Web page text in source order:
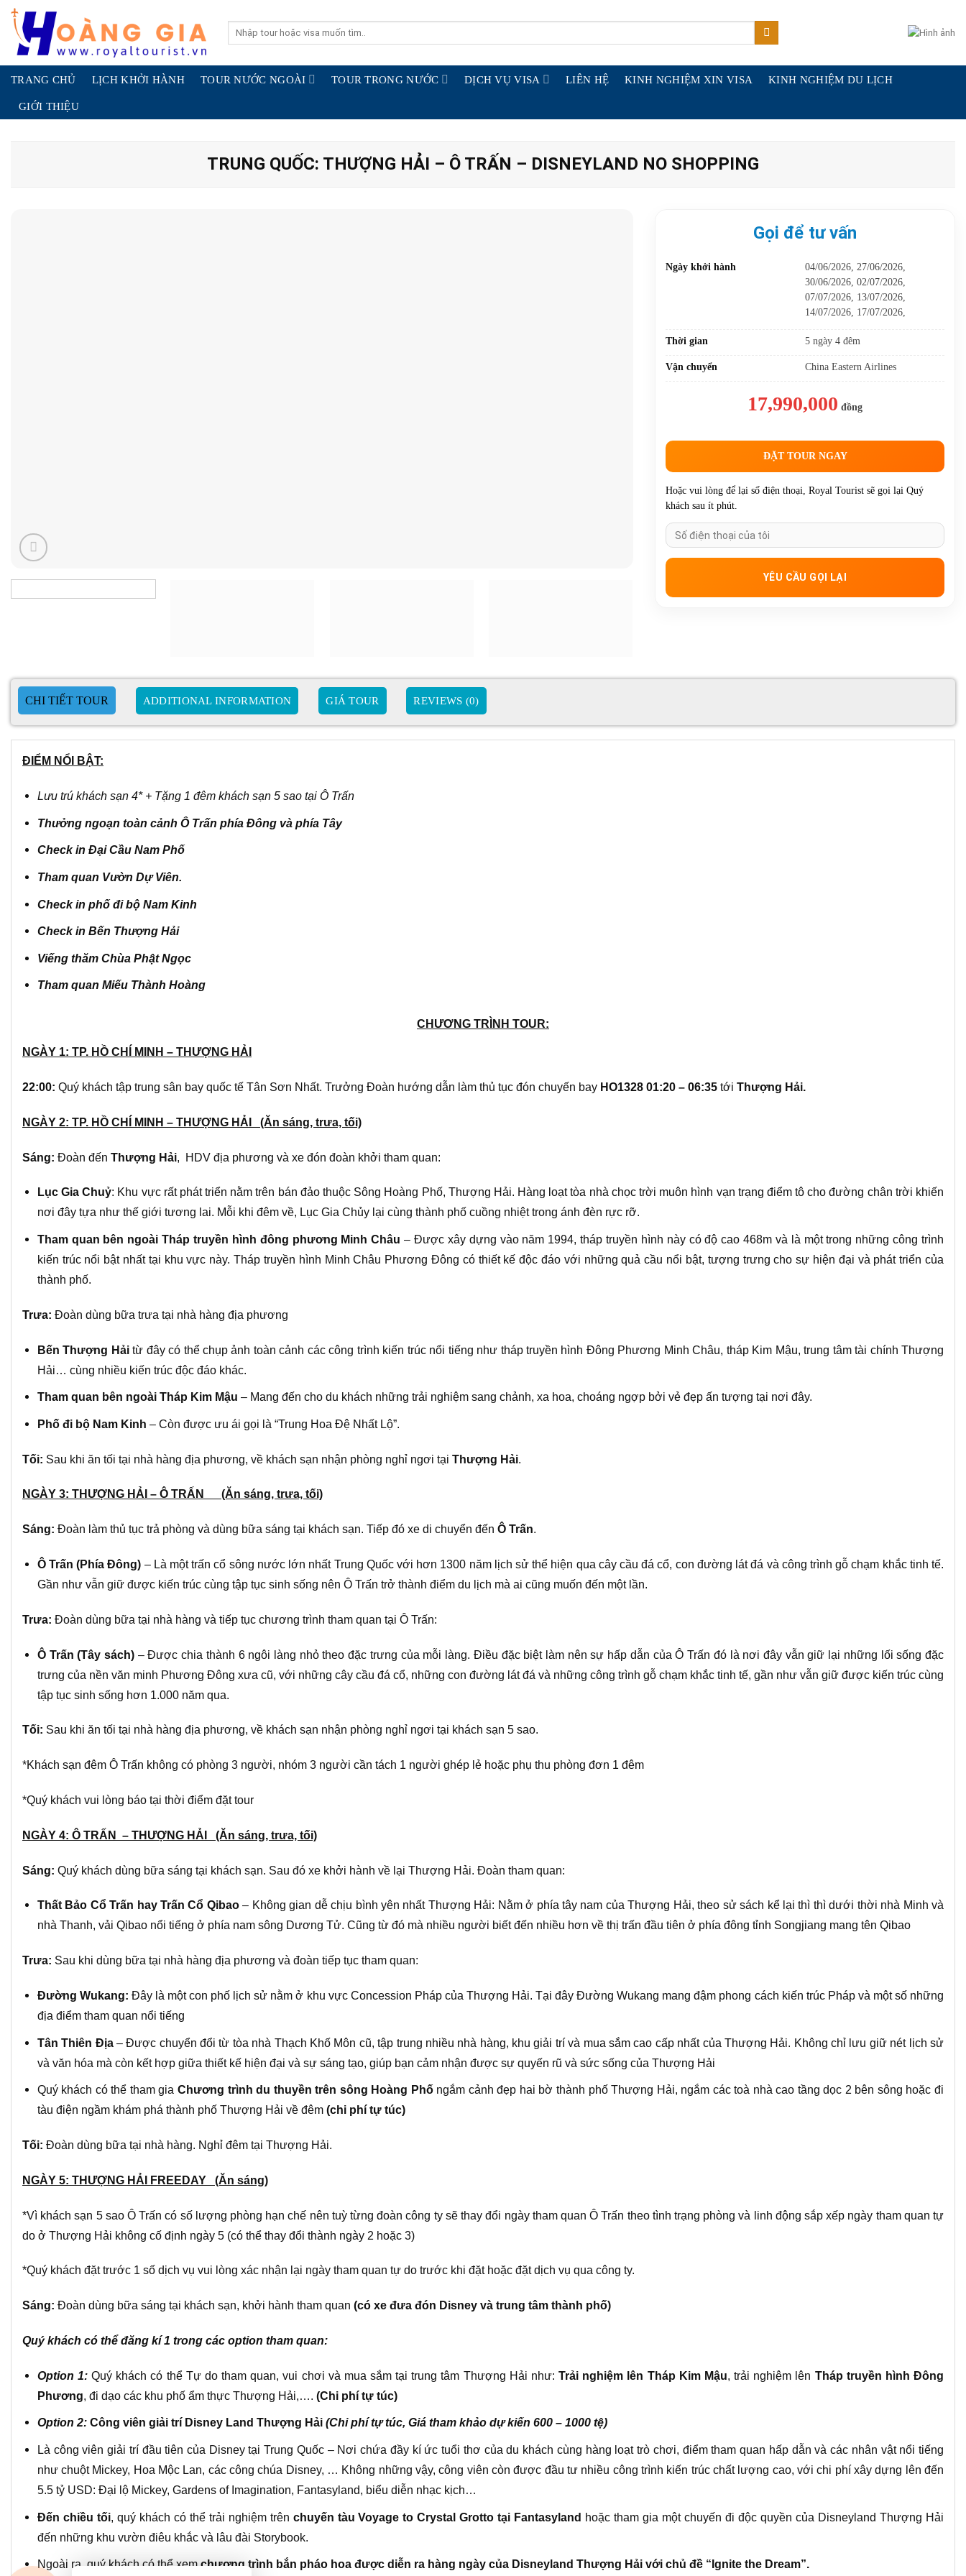
Skip
content
Search
TRANG CHỦ LỊCH KHỞI HÀNH TOUR NƯỚC NGOÀI TOUR TRONG NƯỚC DỊCH VỤ VISA LIÊN HỆ KINH NGHIỆM XIN VISA KINH NGHIỆM DU LỊCH
GIỚI THIỆU
TRUNG QUỐC: THƯỢNG HẢI – Ô TRẤN – DISNEYLAND NO SHOPPING
Gọi để tư vấn
Ngày khởi hành
04/06/2026, 27/06/2026,
30/06/2026, 02/07/2026,
07/07/2026, 13/07/2026,
14/07/2026, 17/07/2026,
31/07/2026, 04/08/2026,
13/08/2026, 17/08/2026,
28/08/2026 (lễ)
Thời gian 5 ngày 4 đêm
Vận chuyển China Eastern Airlines
17,990,000 đồng
ĐẶT TOUR NGAY
Hoặc vui lòng để lại số điện thoại, Royal Tourist sẽ gọi lại Quý
khách sau ít phút.
ADDITIONAL INFORMATION GIÁ TOUR REVIEWS (0)
ĐIỂM NỔI BẬT:
Lưu trú khách sạn 4* + Tặng 1 đêm khách sạn 5 sao tại Ô Trấn
Thưởng ngoạn toàn cảnh Ô Trấn phía Đông và phía Tây
Check in Đại Cầu Nam Phố
Tham quan Vườn Dự Viên.
Check in phố đi bộ Nam Kinh
Check in Bến Thượng Hải
Viếng thăm Chùa Phật Ngọc
Tham quan Miếu Thành Hoàng
CHƯƠNG TRÌNH TOUR:
NGÀY 1: TP. HỒ CHÍ MINH – THƯỢNG HẢI
22:00: Quý khách tập trung sân bay quốc tế Tân Sơn Nhất. Trưởng Đoàn hướng dẫn làm thủ tục đón chuyến bay HO1328 01:20 – 06:35 tới Thượng Hải.
NGÀY 2: TP. HỒ CHÍ MINH – THƯỢNG HẢI (Ăn sáng, trưa, tối)
Sáng: Đoàn đến Thượng Hải, HDV địa phương và xe đón đoàn khởi tham quan:
Lục Gia Chuỷ: Khu vực rất phát triển nằm trên bán đảo thuộc Sông Hoàng Phố, Thượng Hải. Hàng loạt tòa nhà chọc trời muôn hình vạn trạng điểm tô cho đường chân trời khiến
nơi đây tựa như thế giới tương lai. Mỗi khi đêm về, Lục Gia Chủy lại cùng thành phố cuồng nhiệt trong ánh đèn rực rỡ.
Tham quan bên ngoài Tháp truyền hình đông phương Minh Châu – Được xây dựng vào năm 1994, tháp truyền hình này có độ cao 468m và là một trong những công trình
kiến trúc nổi bật nhất tại khu vực này. Tháp truyền hình Minh Châu Phương Đông có thiết kế độc đáo với những quả cầu nổi bật, tượng trưng cho sự hiện đại và phát triển của
thành phố.
Trưa: Đoàn dùng bữa trưa tại nhà hàng địa phương
Bến Thượng Hải từ đây có thể chụp ảnh toàn cảnh các công trình kiến trúc nổi tiếng như tháp truyền hình Đông Phương Minh Châu, tháp Kim Mậu, trung tâm tài chính Thượng
Hải… cùng nhiều kiến trúc độc đáo khác.
Tham quan bên ngoài Tháp Kim Mậu – Mang đến cho du khách những trải nghiệm sang chảnh, xa hoa, choáng ngợp bởi vẻ đẹp ấn tượng tại nơi đây.
Phố đi bộ Nam Kinh – Còn được ưu ái gọi là “Trung Hoa Đệ Nhất Lộ”.
Tối: Sau khi ăn tối tại nhà hàng địa phương, về khách sạn nhận phòng nghỉ ngơi tại Thượng Hải.
NGÀY 3: THƯỢNG HẢI – Ô TRẤN (Ăn sáng, trưa, tối)
Sáng: Đoàn làm thủ tục trả phòng và dùng bữa sáng tại khách sạn. Tiếp đó xe di chuyển đến Ô Trấn.
Ô Trấn (Phía Đông) – Là một trấn cổ sông nước lớn nhất Trung Quốc với hơn 1300 năm lịch sử thể hiện qua cây cầu đá cổ, con đường lát đá và công trình gỗ chạm khắc tinh tế.
Gần như vẫn giữ được kiến trúc cùng tập tục sinh sống nên Ô Trấn trở thành điểm du lịch mà ai cũng muốn đến một lần.
Trưa: Đoàn dùng bữa tại nhà hàng và tiếp tục chương trình tham quan tại Ô Trấn:
Ô Trấn (Tây sách) – Được chia thành 6 ngôi làng nhỏ theo đặc trưng của mỗi làng. Điều đặc biệt làm nên sự hấp dẫn của Ô Trấn đó là nơi đây vẫn giữ lại những lối sống đặc
trưng của nền văn minh Phương Đông xưa cũ, với những cây cầu đá cổ, những con đường lát đá và những công trình gỗ chạm khắc tinh tế, gần như vẫn giữ được kiến trúc cùng
tập tục sinh sống hơn 1.000 năm qua.
Tối: Sau khi ăn tối tại nhà hàng địa phương, về khách sạn nhận phòng nghỉ ngơi tại khách sạn 5 sao.
*Khách sạn đêm Ô Trấn không có phòng 3 người, nhóm 3 người cần tách 1 người ghép lẻ hoặc phụ thu phòng đơn 1 đêm
*Quý khách vui lòng báo tại thời điểm đặt tour
NGÀY 4: Ô TRẤN – THƯỢNG HẢI (Ăn sáng, trưa, tối)
Sáng: Quý khách dùng bữa sáng tại khách sạn. Sau đó xe khởi hành về lại Thượng Hải. Đoàn tham quan:
Thất Bảo Cổ Trấn hay Trấn Cổ Qibao – Không gian dễ chịu bình yên nhất Thượng Hải: Nằm ở phía tây nam của Thượng Hải, theo sử sách kể lại thì thì dưới thời nhà Minh và
nhà Thanh, vải Qibao nổi tiếng ở phía nam sông Dương Tử. Cũng từ đó mà nhiều người biết đến nhiều hơn về thị trấn đầu tiên ở phía đông tỉnh Songjiang mang tên Qibao
Trưa: Sau khi dùng bữa tại nhà hàng địa phương và đoàn tiếp tục tham quan:
Đường Wukang: Đây là một con phố lịch sử nằm ở khu vực Concession Pháp của Thượng Hải. Tại đây Đường Wukang mang đậm phong cách kiến trúc Pháp và một số những
địa điểm tham quan nổi tiếng
Tân Thiên Địa– Được chuyển đổi từ tòa nhà Thạch Khố Môn cũ, tập trung nhiều nhà hàng, khu giải trí và mua sắm cao cấp nhất của Thượng Hải. Không chỉ lưu giữ nét lịch sử
và văn hóa mà còn kết hợp giữa thiết kế hiện đại và sự sáng tạo, giúp bạn cảm nhận được sự quyến rũ và sức sống của Thượng Hải
Quý khách có thể tham giaChương trình du thuyền trên sông Hoàng Phốngắm cảnh đẹp hai bờ thành phố Thượng Hải, ngắm các toà nhà cao tầng dọc 2 bên sông hoặc đi
tàu điện ngầm khám phá thành phố Thượng Hải về đêm (chi phí tự túc)
Tối: Đoàn dùng bữa tại nhà hàng. Nghỉ đêm tại Thượng Hải.
NGÀY 5: THƯỢNG HẢI FREEDAY (Ăn sáng)
*Vì khách sạn 5 sao Ô Trấn có số lượng phòng hạn chế nên tuỳ từng đoàn công ty sẽ thay đổi ngày tham quan Ô Trấn theo tình trạng phòng và linh động sắp xếp ngày tham quan tự
do ở Thượng Hải không cố định ngày 5 (có thể thay đổi thành ngày 2 hoặc 3)
*Quý khách đặt trước 1 số dịch vụ vui lòng xác nhận lại ngày tham quan tự do trước khi đặt hoặc đặt dịch vụ qua công ty.
Sáng: Đoàn dùng bữa sáng tại khách sạn, khởi hành tham quan (có xe đưa đón Disney và trung tâm thành phố)
Quý khách có thể đăng kí 1 trong các option tham quan:
Option 1:Quý khách có thể Tự do tham quan, vui chơi và mua sắm tại trung tâm Thượng Hải như:Trải nghiệm lên Tháp Kim Mậu, trải nghiệm lên Tháp truyền hình Đông
Phương, đi dạo các khu phố ẩm thực Thượng Hải,…. (Chi phí tự túc)
Option 2: Công viên giải trí Disney Land Thượng Hải (Chi phí tự túc, Giá tham khảo dự kiến 600 – 1000 tệ)
Là công viên giải trí đầu tiên của Disney tại Trung Quốc – Nơi chứa đầy kí ức tuổi thơ của du khách cùng hàng loạt trò chơi, điểm tham quan hấp dẫn và các nhân vật nổi tiếng
như chuột Mickey, Hoa Mộc Lan, các công chúa Disney, … Không những vậy, công viên còn được đầu tư nhiều công trình kiến trúc chất lượng cao, với chi phí xây dựng lên đến
5.5 tỷ USD: Đại lộ Mickey, Gardens of Imagination, Fantasyland, biểu diễn nhạc kịch…
Đến chiều tối, quý khách có thể trải nghiệm trên chuyến tàu Voyage to Crystal Grotto tại Fantasyland hoặc tham gia một chuyến đi độc quyền của Disneyland Thượng Hải
đến những khu vườn điêu khắc và lâu đài Storybook.
Ngoài ra, quý khách có thể xemchương trình bắn pháo hoa được diễn ra hàng ngày của Disneyland Thượng Hải với chủ đề “Ignite the Dream”.